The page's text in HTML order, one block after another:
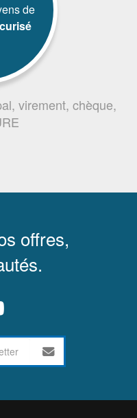
de
virement, chèque,
offres,